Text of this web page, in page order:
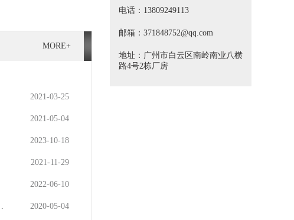
MORE+
2021-03-25
2021-05-04
2023-10-18
2021-11-29
2022-06-10
2020-05-04
电话：13809249113
邮箱：371848752@qq.com
地址：广州市白云区南岭南业八横
路4号2栋厂房